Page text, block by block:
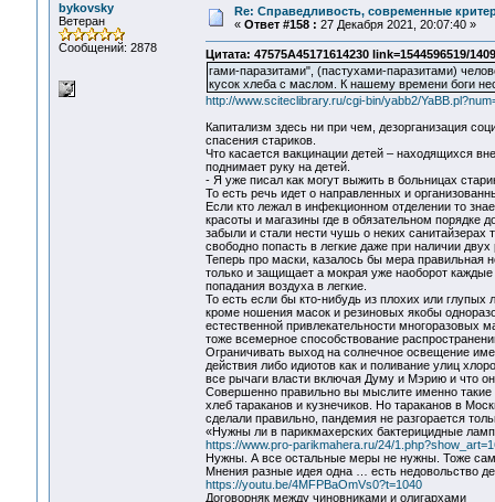
bykovsky
Ветеран
Сообщений: 2878
Re: Справедливость, современные
« Ответ #158 : 27 Декабря 2021, 20:07:40 »
Цитата: 47575A45171614230 link=1544596519/
гами-паразитами", (пастухами-паразитами)
кусок хлеба с маслом. К нашему времени боги
http://www.sciteclibrary.ru/cgi-bin/yabb2/
Капитализм здесь ни при чем, дезорганизация
спасения стариков.
Что касается вакцинации детей – находящихся
поднимает руку на детей.
- Я уже писал как могут выжить в больницах
То есть речь идет о направленных и
Если кто лежал в инфекционном отделении то
красоты и магазины где в обязательном
забыли и стали нести чушь о неких
свободно попасть в легкие даже при наличии двух
Теперь про маски, казалось бы мера правильная
только и защищает а мокрая уже наоборот
попадания воздуха в легкие.
То есть если бы кто-нибудь из плохих или
кроме ношения масок и резиновых якобы
естественной привлекательности многоразовых
тоже всемерное способствование
Ограничивать выход на солнечное освещение
действия либо идиотов как и поливание улиц
все рычаги власти включая Думу и Мэрию и что
Совершенно правильно вы мыслите именно такие
хлеб тараканов и кузнечиков. Но тараканов в
сделали правильно, пандемия не разгорается
«Нужны ли в парикмахерских бактерицидные
https://www.pro-parikmahera.ru/24/
Нужны. А все остальные меры не нужны. Тоже
Мнения разные идея одна … есть недовольство
https://youtu.be/4MFPBaOmVs0?t=1040
Договорняк между чиновниками и олигархами